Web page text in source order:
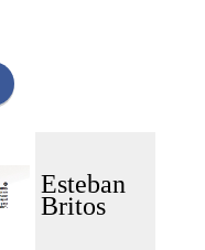
Esteban
Britos